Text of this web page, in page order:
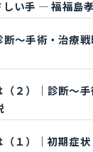
しい手 ― 福福島
断〜手術・治療
２）｜診断〜
１）｜初期症状